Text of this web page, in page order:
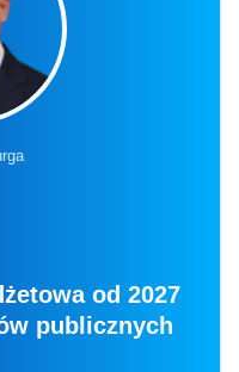
od 2027
publicznych